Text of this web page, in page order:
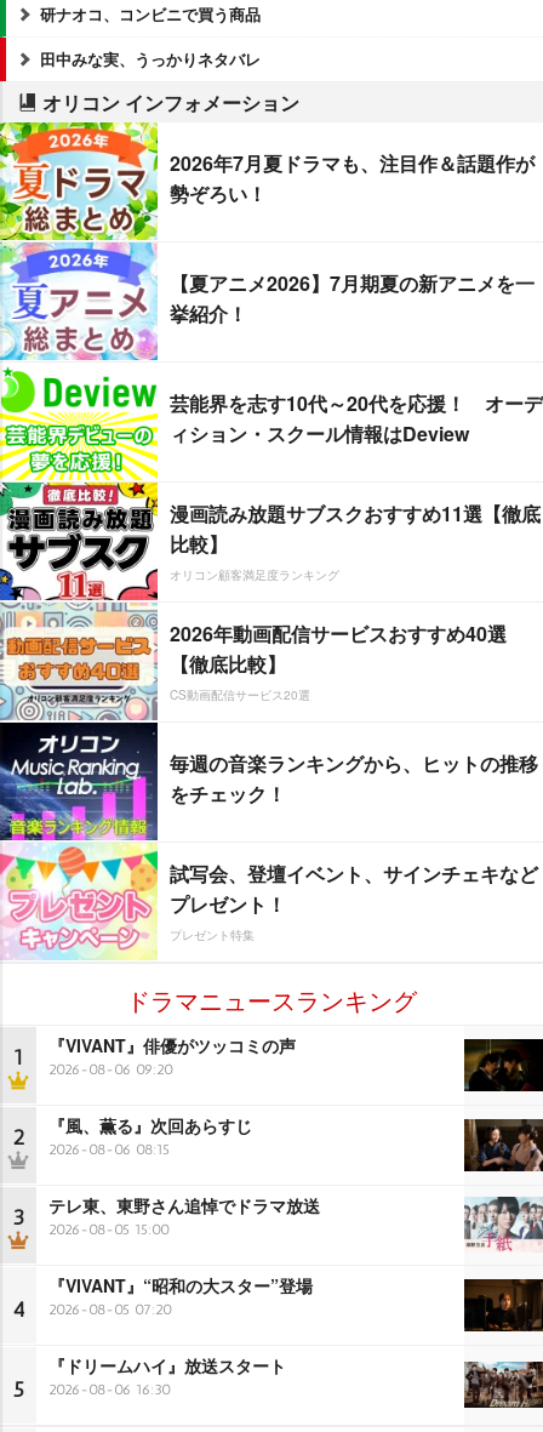
研ナオコ、コンビニで買う商品
田中みな実、うっかりネタバレ
オリコン インフォメーション
2026年7月夏ドラマも、注目作＆話題作が
勢ぞろい！
【夏アニメ2026】7月期夏の新アニメを一
挙紹介！
芸能界を志す10代～20代を応援！ オーデ
ィション・スクール情報はDeview
漫画読み放題サブスクおすすめ11選【徹底
比較】
オリコン顧客満足度ランキング
2026年動画配信サービスおすすめ40選
【徹底比較】
CS動画配信サービス20選
毎週の音楽ランキングから、ヒットの推移
をチェック！
試写会、登壇イベント、サインチェキなど
プレゼント！
プレゼント特集
ドラマニュースランキング
1 『VIVANT』俳優がツッコミの声
2026-08-06 09:20
2 『風、薫る』次回あらすじ
2026-08-06 08:15
3 テレ東、東野さん追悼でドラマ放送
2026-08-05 15:00
4
『VIVANT』“昭和の大スター”登場
2026-08-05 07:20
5
『ドリームハイ』放送スタート
2026-08-06 16:30